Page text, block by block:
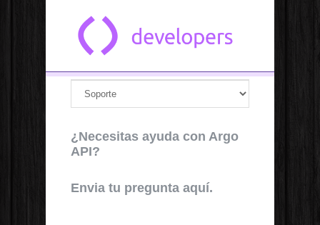
¿Necesitas ayuda con Argo
API?
Envia tu pregunta aquí.